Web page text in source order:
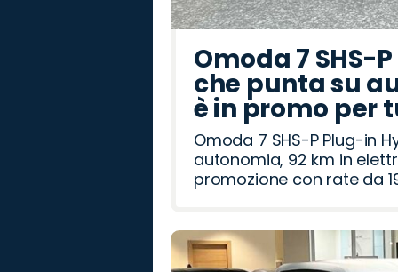
Omoda 7 SHS-
che punta su
è in promo per
Omoda 7 SHS-P Plug-in
autonomia, 92 km in
promozione con rate da